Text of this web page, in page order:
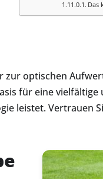
Das
optischen
für eine
leistet. Vertrauen